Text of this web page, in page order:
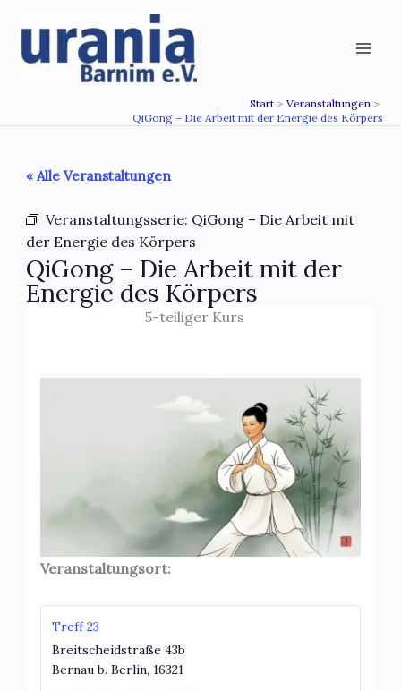
Inhalt
springen
Start
Veranstaltungen
QiGong – Die Arbeit mit der Energie des Körpers
« Alle Veranstaltungen
Veranstaltungsserie: QiGong – Die Arbeit mit
der Energie des Körpers
QiGong – Die Arbeit mit der
Energie des Körpers
5-teiliger Kurs
Veranstaltungsort:
Treff 23
Breitscheidstraße 43b
Bernau b. Berlin, 16321